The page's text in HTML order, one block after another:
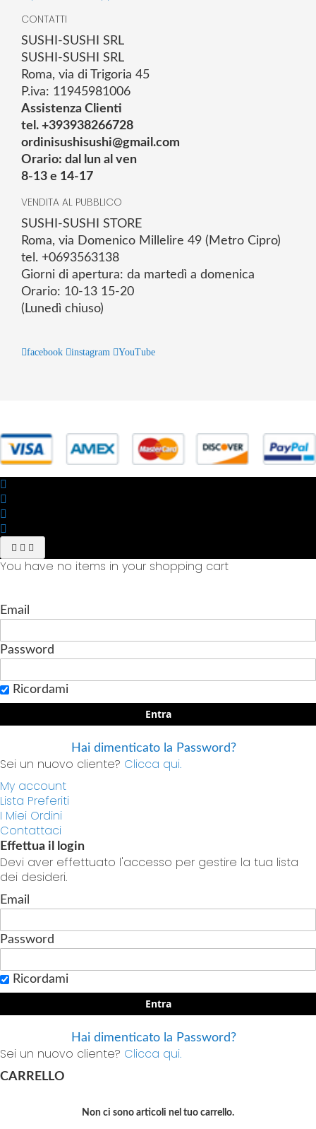
CONTATTI
SUSHI-SUSHI SRL
SUSHI-SUSHI SRL
Roma, via di Trigoria 45
P.iva: 11945981006
Assistenza Clienti
tel. +393938266728
ordinisushisushi@gmail.com
Orario: dal lun al ven
8-13 e 14-17
VENDITA AL PUBBLICO
SUSHI-SUSHI STORE
Roma, via Domenico Millelire 49 (Metro Cipro)
tel. +0693563138
Giorni di apertura: da martedì a domenica
Orario: 10-13 15-20
(Lunedì chiuso)
facebook instagram YouTube
You have no items in your shopping cart
Email
Password
Ricordami
Entra
Hai dimenticato la Password?
Sei un nuovo cliente? Clicca qui.
My account
Lista Preferiti
I Miei Ordini
Contattaci
Effettua il login
Devi aver effettuato l'accesso per gestire la tua lista
dei desideri.
Email
Password
Ricordami
Entra
Hai dimenticato la Password?
Sei un nuovo cliente? Clicca qui.
CARRELLO
Non ci sono articoli nel tuo carrello.